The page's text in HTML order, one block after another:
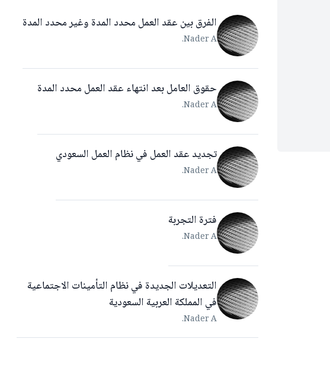
الفرق بين عقد العمل محدد المدة وغير محدد المدة
Nader A.
حقوق العامل بعد انتهاء عقد العمل محدد المدة
Nader A.
تجديد عقد العمل في نظام العمل السعودي
Nader A.
فترة التجربة
Nader A.
التعديلات الجديدة في نظام التأمينات الاجتماعية
في المملكة العربية السعودية
Nader A.